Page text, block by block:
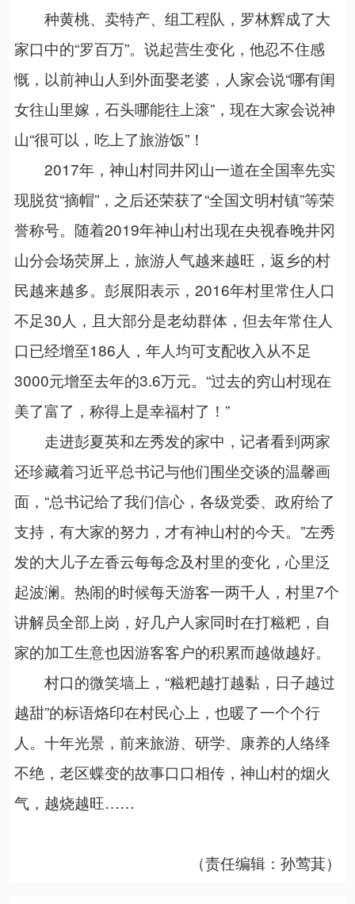
种黄桃、卖特产、组工程队，罗林辉成了大
家口中的“罗百万”。说起营生变化，他忍不住感
慨，以前神山人到外面娶老婆，人家会说“哪有闺
女往山里嫁，石头哪能往上滚”，现在大家会说神
山“很可以，吃上了旅游饭”！
2017年，神山村同井冈山一道在全国率先实
现脱贫“摘帽”，之后还荣获了“全国文明村镇”等荣
誉称号。随着2019年神山村出现在央视春晚井冈
山分会场荧屏上，旅游人气越来越旺，返乡的村
民越来越多。彭展阳表示，2016年村里常住人口
不足30人，且大部分是老幼群体，但去年常住人
口已经增至186人，年人均可支配收入从不足
3000元增至去年的3.6万元。“过去的穷山村现在
美了富了，称得上是幸福村了！”
走进彭夏英和左秀发的家中，记者看到两家
还珍藏着习近平总书记与他们围坐交谈的温馨画
面，“总书记给了我们信心，各级党委、政府给了
支持，有大家的努力，才有神山村的今天。”左秀
发的大儿子左香云每每念及村里的变化，心里泛
起波澜。热闹的时候每天游客一两千人，村里7个
讲解员全部上岗，好几户人家同时在打糍粑，自
家的加工生意也因游客客户的积累而越做越好。
村口的微笑墙上，“糍粑越打越黏，日子越过
越甜”的标语烙印在村民心上，也暖了一个个行
人。十年光景，前来旅游、研学、康养的人络绎
不绝，老区蝶变的故事口口相传，神山村的烟火
气，越烧越旺……
（责任编辑：孙莺萁）